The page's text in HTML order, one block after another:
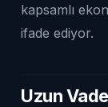
kapsamlı
ifade ediyor.
Uzun